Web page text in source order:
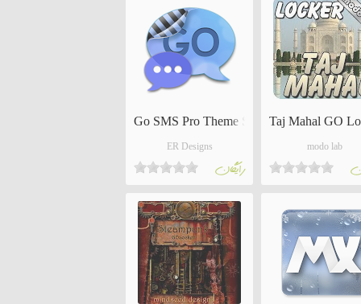
Taj Mahal GO
modo lab
Go SMS Pro Theme Soft Blue
ER Designs
رايگان